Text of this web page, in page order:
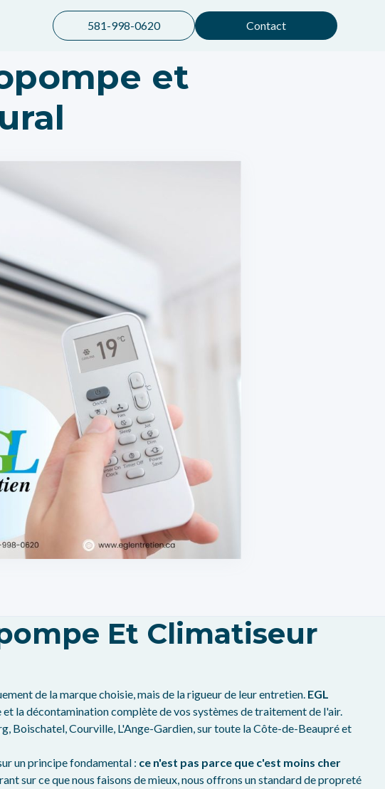
581-998-0620 Contact
et
Et Climatiseur
de la marque choisie, mais de la rigueur de leur entretien. EGL
la décontamination complète de vos systèmes de traitement de l'air.
Boischatel, Courville, L'Ange-Gardien, sur toute la Côte-de-Beaupré et
un principe fondamental : ce n'est pas parce que c'est moins cher
sur ce que nous faisons de mieux, nous offrons un standard de propreté